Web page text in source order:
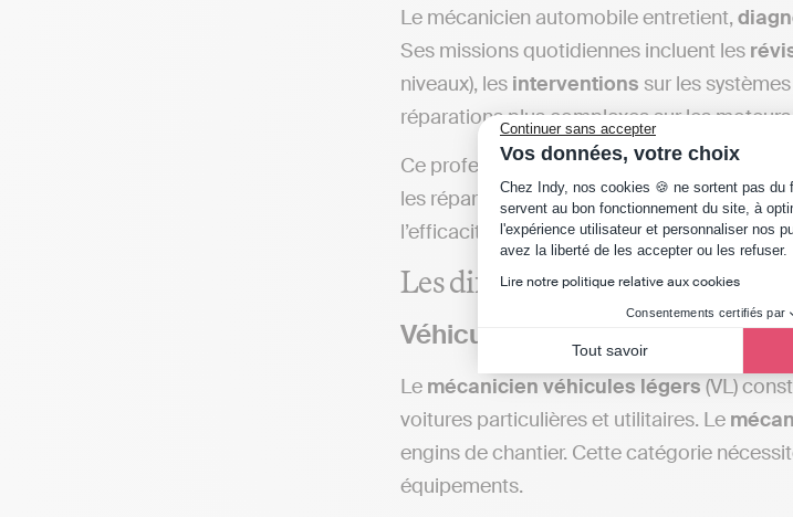
Continuer sans accepter
Vos données, votre choix
Plateforme de Gestion du
Chez Indy, nos cookies 🍪 ne sortent pas du
servent au bon fonctionnement du site, à
l'expérience utilisateur et personnaliser nos
avez la liberté de les accepter ou les refuser.
Lire notre politique relative aux cookies
Consentements certifiés par
Tout savoir
Axeptio consent
Le mécanicien automobile entretient,
Ses missions quotidiennes incluent les
niveaux), les interventions sur les
réparations plus complexes sur les
Ce professionnel utilise desoutils de
les réparations nécessaires en remplaçant
l’efficacité de son intervention et garantir la
Les différentes spécialités
Véhicules légers et poids
Le mécanicien véhicules légers (VL)
voitures particulières et utilitaires. Le
engins de chantier. Cette catégorie
équipements.